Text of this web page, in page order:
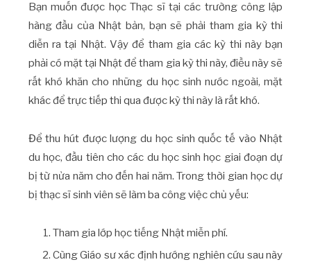
Bạn muốn được học Thạc sĩ tại các trường công lập
hàng đầu của Nhật bản, bạn sẽ phải tham gia kỳ thi
diễn ra tại Nhật. Vậy để tham gia các kỳ thi này bạn
phải có mặt tại Nhật để tham gia kỳ thi này, điều này sẽ
rất khó khăn cho những du học sinh nước ngoài, mặt
khác để trực tiếp thi qua được kỳ thi này là rất khó.
Để thu hút được lượng du học sinh quốc tế vào Nhật
du học, đầu tiên cho các du học sinh học giai đoạn dự
bị từ nửa năm cho đến hai năm. Trong thời gian học dự
bị thạc sĩ sinh viên sẽ làm ba công việc chủ yếu:
Tham gia lớp học tiếng Nhật miễn phí.
Cùng Giáo sư xác định hướng nghiên cứu sau này